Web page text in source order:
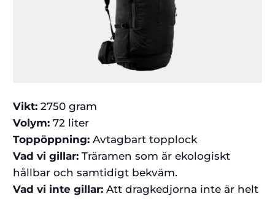
Vikt:2750 gram
Volym:72 liter
Toppöppning:Avtagbart topplock
Vad vi gillar:Träramen som är ekologiskt
hållbar och samtidigt bekväm.
Vad vi inte gillar:Att dragkedjorna inte är helt